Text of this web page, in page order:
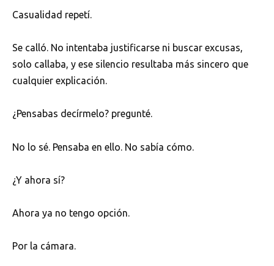
Casualidad repetí.
Se calló. No intentaba justificarse ni buscar excusas,
solo callaba, y ese silencio resultaba más sincero que
cualquier explicación.
¿Pensabas decírmelo? pregunté.
No lo sé. Pensaba en ello. No sabía cómo.
¿Y ahora sí?
Ahora ya no tengo opción.
Por la cámara.